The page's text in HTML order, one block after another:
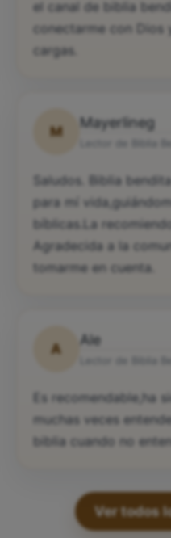
el canal de biblia
conectarme con Dios
cargas.
M
Mayerlineg
Saludos. Biblia
para mí
bíblicas.La
Agradecida a la
tomarme en cuenta.
A
Ale
Es recomendable,ha
muchas veces
biblia cuando no
Ver todos